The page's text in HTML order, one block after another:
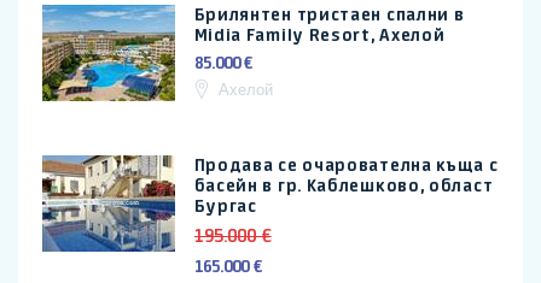
Брилянтен тристаен спални в
Midia Family Resort, Ахелой
85.000 €
Ахелой
Продава се очарователна къща с
басейн в гр. Каблешково, област
Бургас
195.000 €
165.000 €